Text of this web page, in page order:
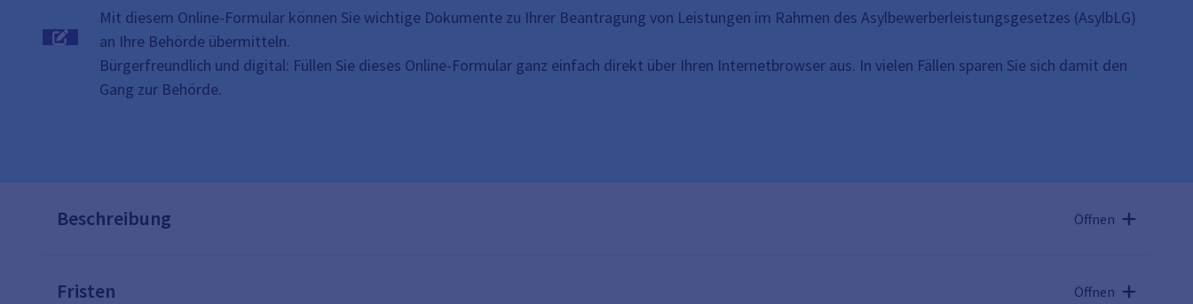
Mit diesem Online-Formular können Sie wichtige Dokumente zu Ihrer Beantragung von Leistungen im Rahmen des Asylbewerberleistungsgesetzes (AsylbLG)
an Ihre Behörde übermitteln.
Bürgerfreundlich und digital: Füllen Sie dieses Online-Formular ganz einfach direkt über Ihren Internetbrowser aus. In vielen Fällen sparen Sie sich damit den
Gang zur Behörde.
Beschreibung Öffnen
Fristen Öffnen